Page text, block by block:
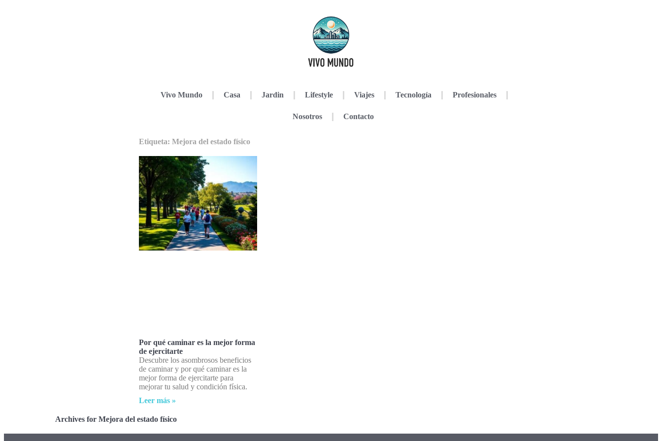
Vivo Mundo Casa Jardin Lifestyle Viajes Tecnología Profesionales
Nosotros Contacto
Etiqueta: Mejora del estado físico
Por qué caminar es la mejor forma
de ejercitarte
Descubre los asombrosos beneficios
de caminar y por qué caminar es la
mejor forma de ejercitarte para
mejorar tu salud y condición física.
Leer más »
Archives for Mejora del estado físico